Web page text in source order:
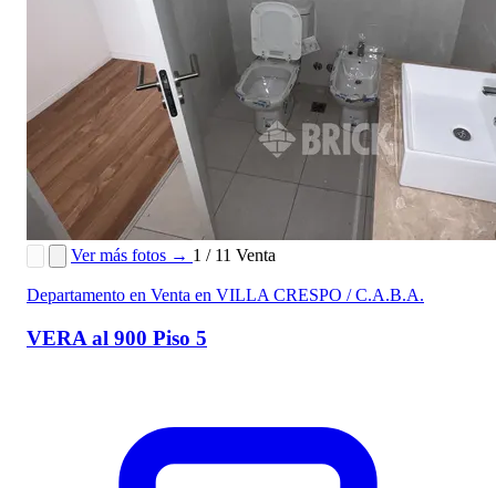
Ver más fotos → 1 / 11 Venta
Departamento en Venta en VILLA CRESPO / C.A.B.A.
VERA al 900 Piso 5